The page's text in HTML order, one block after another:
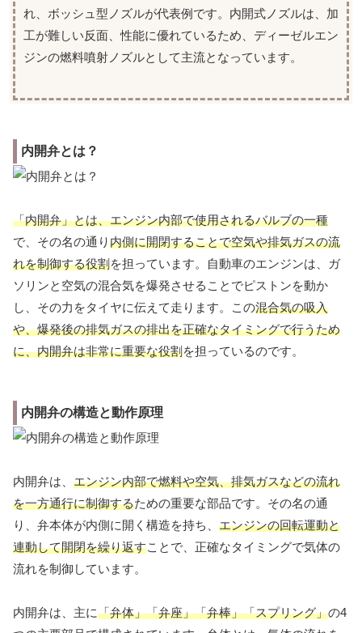
れ、ボッシュ型ノズルが代表例です。内開式ノズルは、加
工が難しい反面、性能に優れているため、ディーゼルエン
ジンの燃料噴射ノズルとして主流となっています。
内開弁とは？
「内開弁」とは、エンジン内部で使用されるバルブの一種
で、その名の通り内側に開閉することで空気や排気ガスの流
れを制御する役割を担っています。自動車のエンジンは、ガ
ソリンと空気の混合気を爆発させることでピストンを動か
し、その力をタイヤに伝えて走ります。この混合気の吸入
や、爆発後の排気ガスの排出を正確なタイミングで行うため
に、内開弁は非常に重要な役割を担っているのです。
内開弁の構造と動作原理
内開弁は、 エンジン内部で燃料や空気、排気ガスなどの流れ
を一方通行に制御するための重要な部品です。その名の通
り、弁本体が内側に開く構造を持ち、 エンジンの回転運動と
連動して開閉を繰り返すことで、正確なタイミングで気体の
流れを制御しています。
内開弁は、主に「弁体」「弁座」「弁棒」「スプリング」の4